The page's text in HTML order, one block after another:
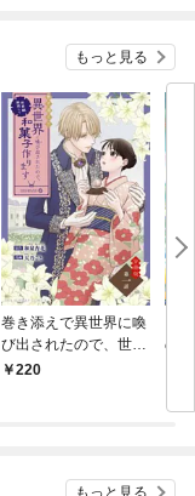
もっと見る
巻き添えで異世界に喚
び出されたので、世界
観無視して和菓子作り
220
の
もっと見る